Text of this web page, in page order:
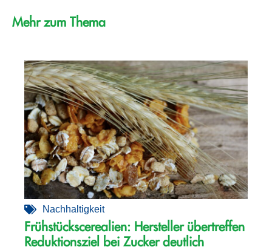
Mehr zum Thema
Nachhaltigkeit
Frühstückscerealien: Hersteller übertreffen
Reduktionsziel bei Zucker deutlich